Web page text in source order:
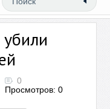
0
Просмотров: 0